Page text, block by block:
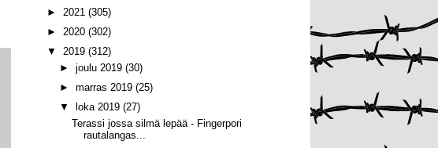
► 2021 (305)
► 2020 (302)
▼ 2019 (312)
► joulu 2019 (30)
► marras 2019 (25)
▼
loka 2019 (27)
Terassi jossa silmä lepää - Fingerpori
rautalangas...